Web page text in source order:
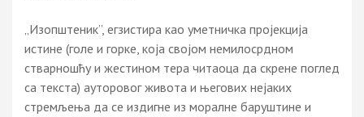
„Изопштеник”, егзистира као уметничка пројекција
истине (голе и горке, која својом немилосрдном
стварношћу и жестином тера читаоца да скрене поглед
са текста) ауторовог живота и његових нејаких
стремљења да се издигне из моралне баруштине и